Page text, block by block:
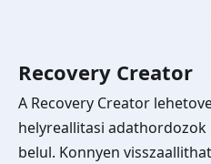
Recovery Creator
A Recovery Creator
helyreallitasi
belul. Konnyen